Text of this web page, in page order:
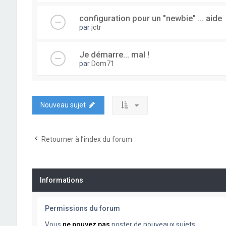
configuration pour un "newbie" ... aide
parjctr
Je démarre... mal !
par Dom71
Nouveau sujet
Retourner à l’index du forum
Informations
Permissions du forum